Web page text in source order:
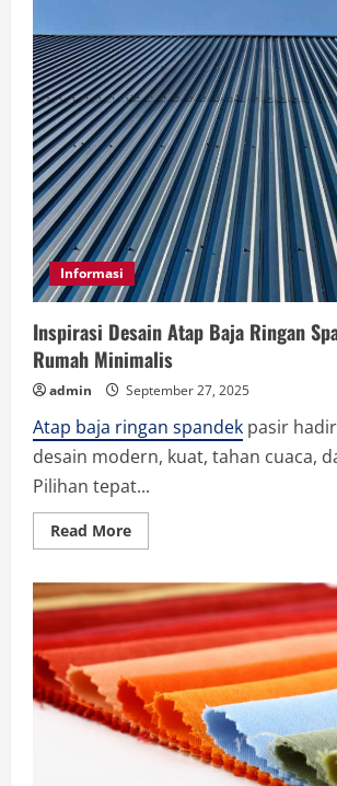
Berkualitas
dan
Terpercaya
Informasi
Inspirasi Desain Atap Baja Ringan
Rumah Minimalis
admin September 27, 2025
Atap baja ringan spandek pasir
desain modern, kuat, tahan cuaca,
Pilihan tepat...
Read MoreRead
more
Desain
Atap
Baja
Ringan
Spandek
untuk
Rumah
Minimalis